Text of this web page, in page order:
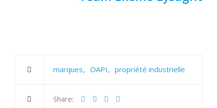
marques OAPI propriété industrielle
Share: